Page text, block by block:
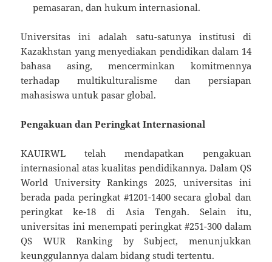
pemasaran, dan hukum internasional.
Universitas ini adalah satu-satunya institusi di
Kazakhstan yang menyediakan pendidikan dalam 14
bahasa asing, mencerminkan komitmennya
terhadap multikulturalisme dan persiapan
mahasiswa untuk pasar global.
Pengakuan dan Peringkat Internasional
KAUIRWL telah mendapatkan pengakuan
internasional atas kualitas pendidikannya. Dalam QS
World University Rankings 2025, universitas ini
berada pada peringkat #1201-1400 secara global dan
peringkat ke-18 di Asia Tengah. Selain itu,
universitas ini menempati peringkat #251-300 dalam
QS WUR Ranking by Subject, menunjukkan
keunggulannya dalam bidang studi tertentu.